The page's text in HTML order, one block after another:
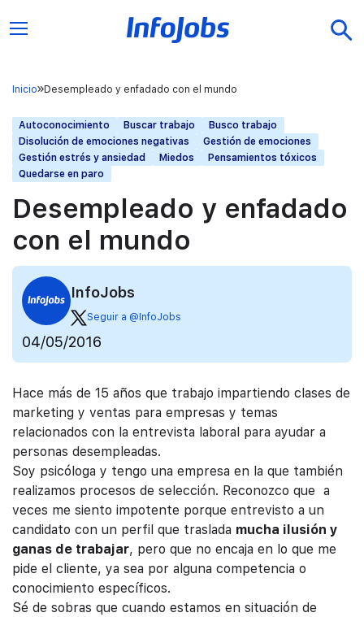
Inicio Desempleado y enfadado con el mundo
Autoconocimiento Buscar trabajo
Busco trabajo
Disolución de emociones negativas
Gestión de emociones
Gestión estrés y ansiedad
Miedos
Pensamientos tóxicos
Quedarse en paro
Desempleado y enfadado
con el mundo
InfoJobs
Seguir a @InfoJobs
04/05/2016
Hace más de 15 años que trabajo impartiendo clases de
marketing y ventas para empresas y temas
relacionados con la entrevista laboral para ayudar a
personas desempleadas.
Soy psicóloga y tengo una empresa en la que también
realizamos procesos de selección. Reconozco que a
veces me siento impotente porque entrevisto a un
candidato con un perfil que traslada mucha ilusión y
ganas de trabajar, pero que no encaja en lo que me
pide el cliente, ya sea por alguna competencia o
conocimiento específicos.
Sé de sobras que cuando estamos en situación de